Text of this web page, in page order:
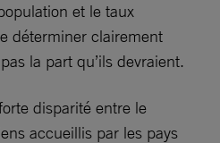
et le taux
déterminer clairement
la part qu’ils devraient.
disparité entre le
accueillis par les pays